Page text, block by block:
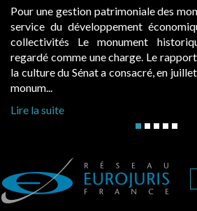
des monuments historiques
économique et touristique
historique a longtemps
Le rapport que la commission de
consacré, en juillet 2026, à la gestion des